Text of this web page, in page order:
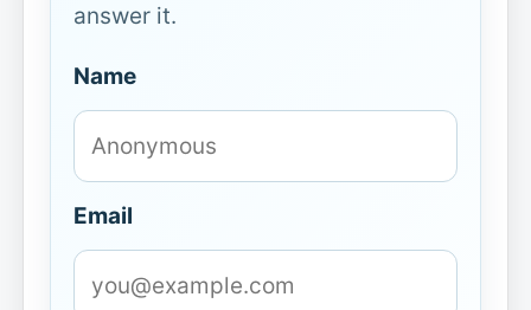
answer it.
Name
Email